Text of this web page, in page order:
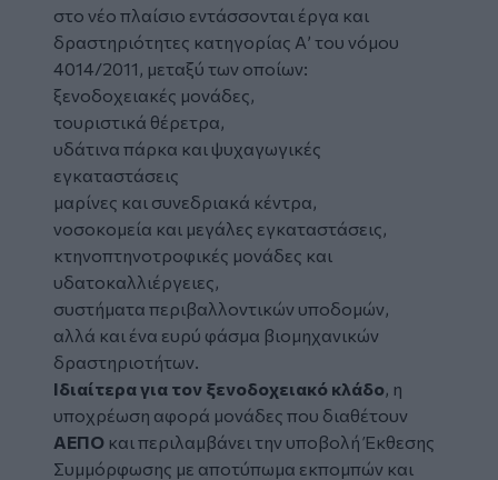
στο νέο πλαίσιο εντάσσονται έργα και
δραστηριότητες κατηγορίας Α’ του νόμου
4014/2011, μεταξύ των οποίων:
ξενοδοχειακές μονάδες,
τουριστικά θέρετρα,
υδάτινα πάρκα και ψυχαγωγικές
εγκαταστάσεις
μαρίνες και συνεδριακά κέντρα,
νοσοκομεία και μεγάλες εγκαταστάσεις,
κτηνοπτηνοτροφικές μονάδες και
υδατοκαλλιέργειες,
συστήματα περιβαλλοντικών υποδομών,
αλλά και ένα ευρύ φάσμα βιομηχανικών
δραστηριοτήτων.
Ιδιαίτερα για τον ξενοδοχειακό κλάδο, η
υποχρέωση αφορά μονάδες που διαθέτουν
ΑΕΠΟ και περιλαμβάνει την υποβολή Έκθεσης
Συμμόρφωσης με αποτύπωμα εκπομπών και